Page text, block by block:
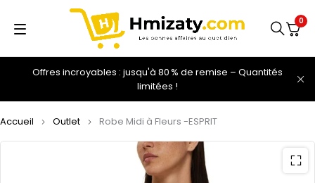
Offres incroyables : jusqu'à 80 % de remise – Quantités
limitées !
0
Accueil Outlet Robe Midi à Fleurs -ESPRIT